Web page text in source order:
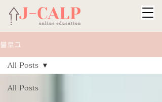
블로그
All Posts
All Posts